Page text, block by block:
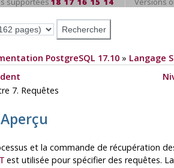
PostgreSQL 17.10» Langage
7. Requêtes
et la commande de récupération
est utilisée pour spécifier des requêtes.